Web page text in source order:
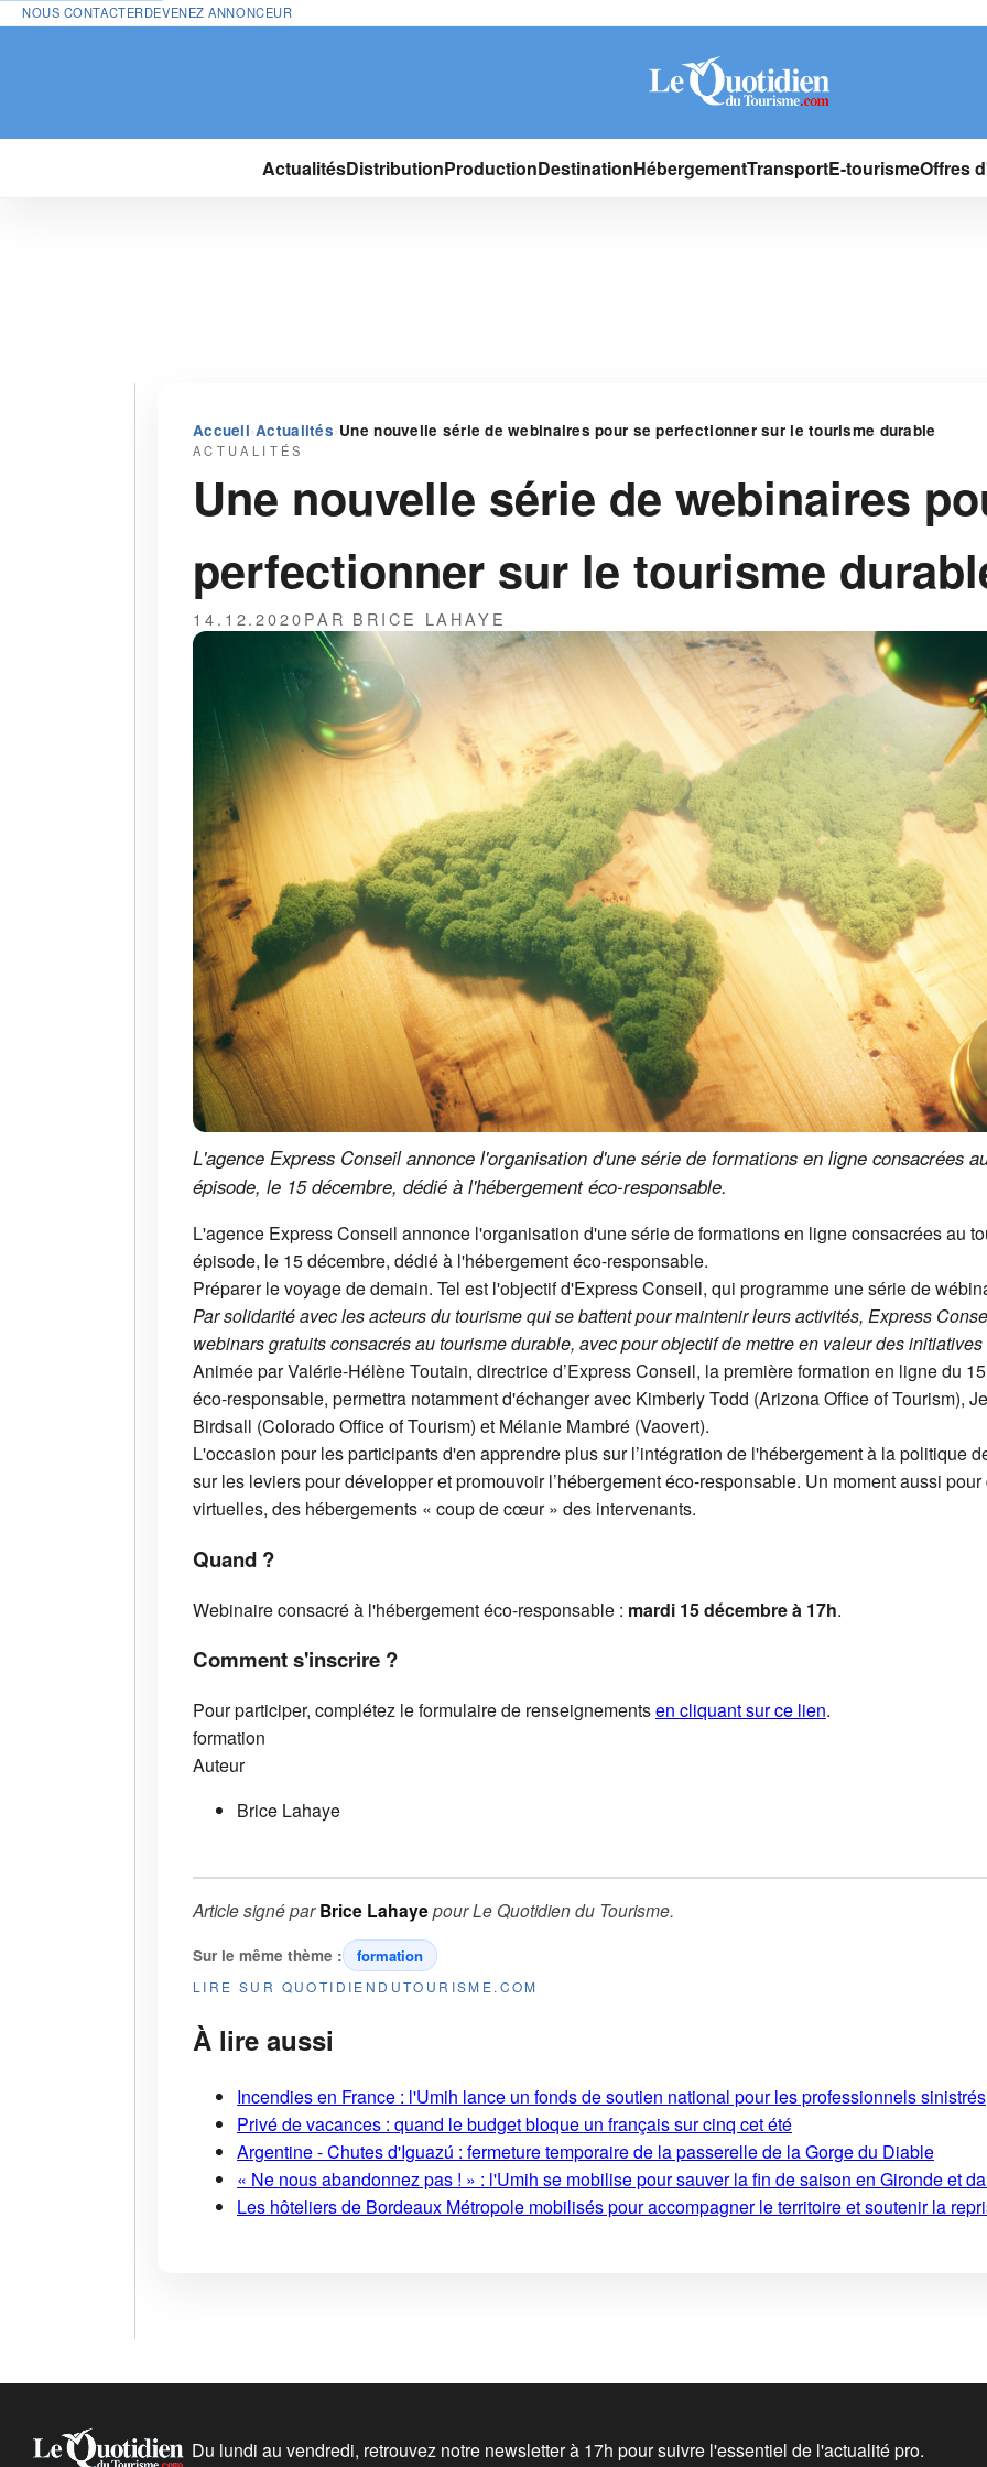
NOUS CONTACTERDEVENEZ ANNONCEUR
ActualitésDistributionProductionDestinationHébergementTransportE-tourismeOffres
Accueil›Actualités›Une nouvelle série de webinaires pour se perfectionner sur le tourisme durable
ACTUALITÉS
Une nouvelle série de webinaires
perfectionner sur le tourisme
14.12.2020PAR BRICE LAHAYE
L'agence Express Conseil annonce l'organisation d'une série de formations en ligne consacrées
épisode, le 15 décembre, dédié à l'hébergement éco-responsable.
L'agence Express Conseil annonce l'organisation d'une série de formations en ligne consacrées au
épisode, le 15 décembre, dédié à l'hébergement éco-responsable.
Préparer le voyage de demain. Tel est l'objectif d'Express Conseil, qui programme une série de
Par solidarité avec les acteurs du tourisme qui se battent pour maintenir leurs activités, Express
webinars gratuits consacrés au tourisme durable, avec pour objectif de mettre en valeur des
Animée par Valérie-Hélène Toutain, directrice d’Express Conseil, la première formation en ligne du
éco-responsable, permettra notamment d'échanger avec Kimberly Todd (Arizona Office of Tourism),
Birdsall (Colorado Office of Tourism) et Mélanie Mambré (Vaovert).
L'occasion pour les participants d'en apprendre plus sur l’intégration de l'hébergement à la politique
sur les leviers pour développer et promouvoir l’hébergement éco-responsable. Un moment aussi
virtuelles, des hébergements « coup de cœur » des intervenants.
Quand ?
Webinaire consacré à l'hébergement éco-responsable : mardi 15 décembre à 17h.
Comment s'inscrire ?
Pour participer, complétez le formulaire de renseignementsen cliquant sur ce lien.
formation
Auteur
Brice Lahaye
Article signé parBrice LahayepourLe Quotidien du Tourisme.
Sur le même thème : formation
LIRE SUR QUOTIDIENDUTOURISME.COM
À lire aussi
Incendies en France : l'Umih lance un fonds de soutien national pour les professionnels sinistrés
Privé de vacances : quand le budget bloque un français sur cinq cet été
Argentine - Chutes d'Iguazú : fermeture temporaire de la passerelle de la Gorge du Diable
« Ne nous abandonnez pas ! » : l'Umih se mobilise pour sauver la fin de saison en Gironde et
Les hôteliers de Bordeaux Métropole mobilisés pour accompagner le territoire et soutenir la
Du lundi au vendredi, retrouvez notre newsletter à 17h pour suivre l'essentiel de l'actualité pro.